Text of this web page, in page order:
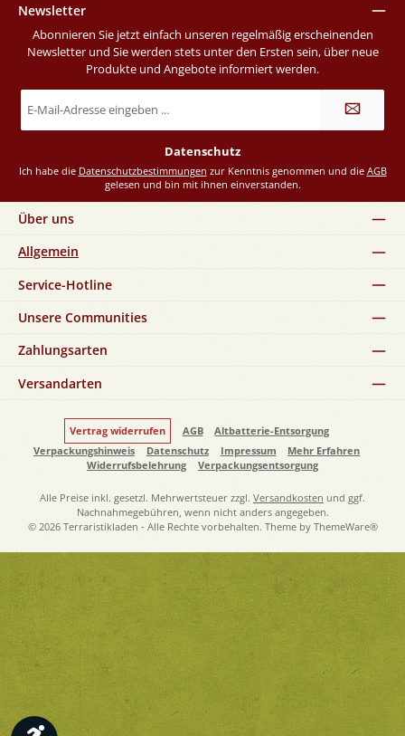
Werkzeugleiste anzeigen
Newsletter
Abonnieren Sie jetzt einfach unseren regelmäßig erscheinenden
Newsletter und Sie werden stets unter den Ersten sein, über neue
Produkte und Angebote informiert werden.
E-
Mail-
Datenschutz
Ich habe die Datenschutzbestimmungen zur Kenntnis genommen und die AGB
gelesen und bin mit ihnen einverstanden.
Über uns
Allgemein
Service-Hotline
Unsere Communities
Zahlungsarten
Versandarten
Vertrag widerrufen AGB
Altbatterie-Entsorgung
Verpackungshinweis
Datenschutz Impressum
Mehr Erfahren
Widerrufsbelehrung
Verpackungsentsorgung
Alle Preise inkl. gesetzl. Mehrwertsteuer zzgl. Versandkosten und ggf.
Nachnahmegebühren, wenn nicht anders angegeben.
© 2026 Terraristikladen - Alle Rechte vorbehalten. Theme by ThemeWare®